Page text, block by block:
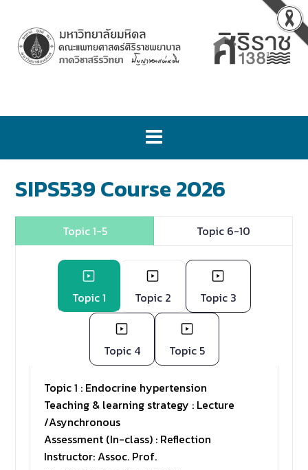
SIPS539 Course 2026
Topic 1-5 Topic 6-10
Topic 1 Topic 2 Topic 3
Topic 4 Topic 5
Topic 1 : Endocrine hypertension
Teaching & learning strategy : Lecture
/Asynchronous
Assessment (In-class) : Reflection
Instructor: Assoc. Prof.